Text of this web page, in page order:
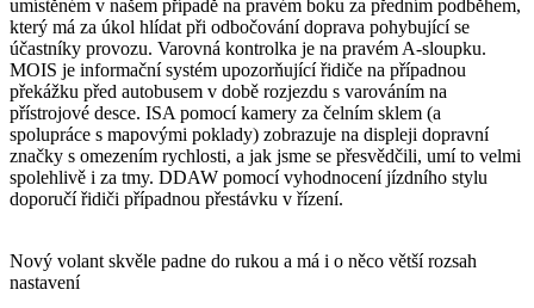
umístěném v našem případě na pravém boku za předním podběhem,
který má za úkol hlídat při odbočování doprava pohybující se
účastníky provozu. Varovná kontrolka je na pravém A-sloupku.
MOIS je informační systém upozorňující řidiče na případnou
překážku před autobusem v době rozjezdu s varováním na
přístrojové desce. ISA pomocí kamery za čelním sklem (a
spolupráce s mapovými poklady) zobrazuje na displeji dopravní
značky s omezením rychlosti, a jak jsme se přesvědčili, umí to velmi
spolehlivě i za tmy. DDAW pomocí vyhodnocení jízdního stylu
doporučí řidiči případnou přestávku v řízení.
Nový volant skvěle padne do rukou a má i o něco větší rozsah
nastavení